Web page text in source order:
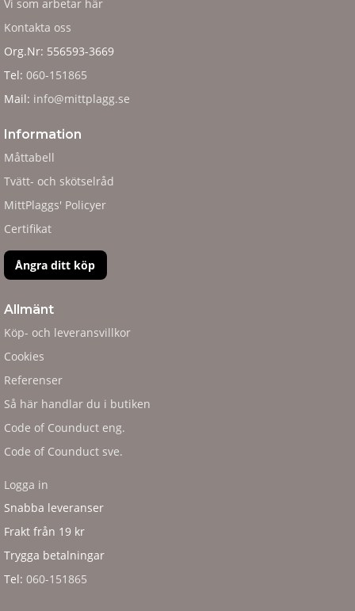
Vi som arbetar här
Kontakta oss
Org.Nr: 556593-3669
Tel: 060-151865
Mail: info@mittplagg.se
Information
Måttabell
Tvätt- och skötselråd
MittPlaggs' Policyer
Certifikat
Ångra ditt köp
Allmänt
Köp- och leveransvillkor
Cookies
Referenser
Så här handlar du i butiken
Code of Counduct eng.
Code of Counduct sve.
Logga in
Snabba leveranser
Frakt från 19 kr
Trygga betalningar
Tel: 060-151865